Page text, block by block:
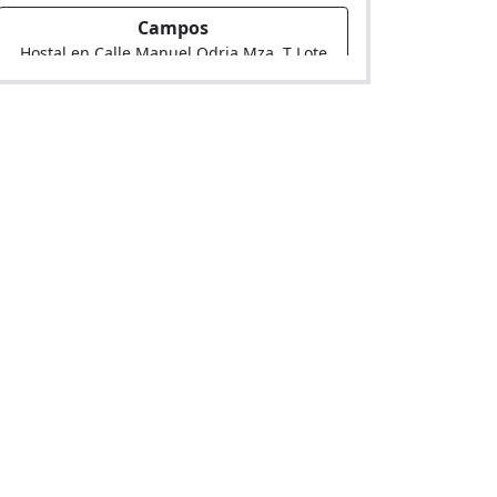
Campos
Hostal en Calle Manuel Odria Mza. T Lote
14 P.J. El Progreso